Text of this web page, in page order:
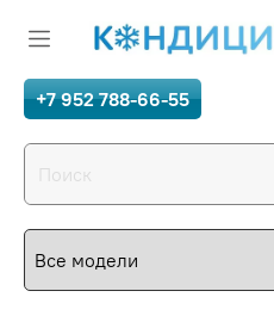
+7 952 788-66-55